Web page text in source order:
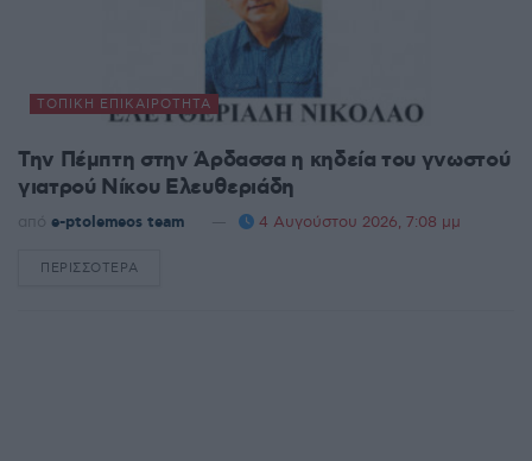
ΤΟΠΙΚΉ ΕΠΙΚΑΙΡΌΤΗΤΑ
Την Πέμπτη στην Άρδασσα η κηδεία του γνωστού
γιατρού Νίκου Ελευθεριάδη
από e-ptolemeos team 4 Αυγούστου 2026, 7:08 μμ
ΠΕΡΙΣΣΌΤΕΡΑ